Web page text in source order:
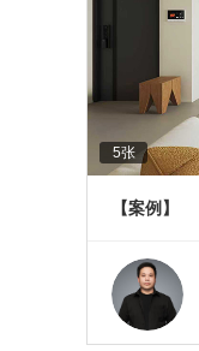
5张
【案例】